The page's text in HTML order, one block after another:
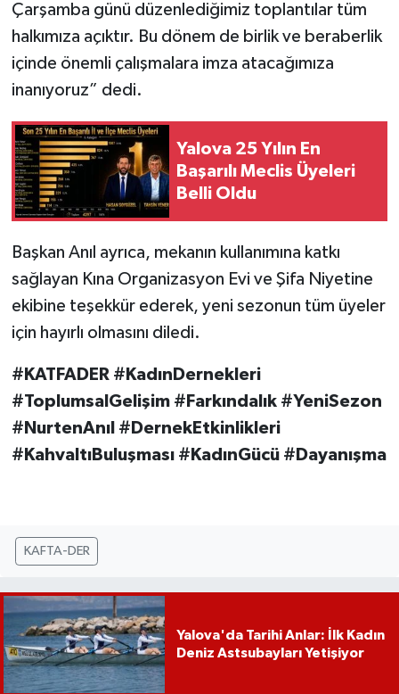
Çarşamba günü düzenlediğimiz toplantılar tüm
halkımıza açıktır. Bu dönem de birlik ve beraberlik
içinde önemli çalışmalara imza atacağımıza
inanıyoruz” dedi.
Yalova 25 Yılın En
Başarılı Meclis Üyeleri
Belli Oldu
Başkan Anıl ayrıca, mekanın kullanımına katkı
sağlayan Kına Organizasyon Evi ve Şifa Niyetine
ekibine teşekkür ederek, yeni sezonun tüm üyeler
için hayırlı olmasını diledi.
#KATFADER #KadınDernekleri
#ToplumsalGelişim #Farkındalık #YeniSezon
#NurtenAnıl #DernekEtkinlikleri
#KahvaltıBuluşması #KadınGücü #Dayanışma
KAFTA-DER
Yalova'da Tarihi Anlar: İlk Kadın
Deniz Astsubayları Yetişiyor